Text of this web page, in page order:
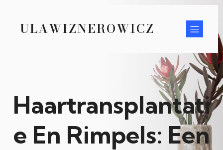
ULAWIZNEROWICZ
Haartransplantati
e En Rimpels: Een